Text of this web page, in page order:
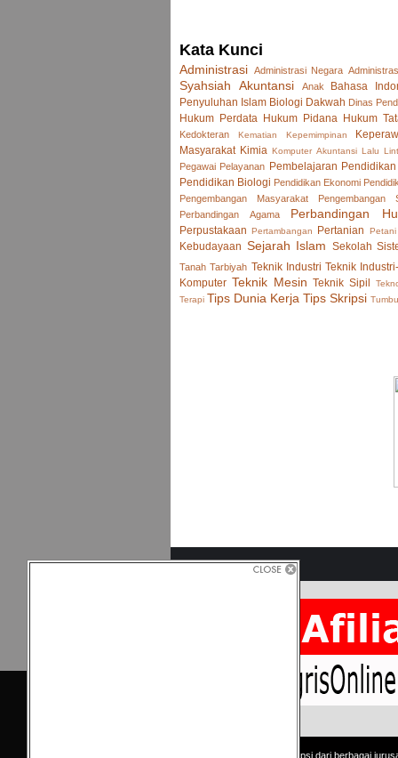
Kata Kunci
Administrasi Administrasi Negara
Syahsiah
Akuntansi Anak Bahasa
Penyuluhan Islam Biologi Dakwah Dinas
Hukum Perdata Hukum Pidana Hukum
Kedokteran
Kematian Kepemimpinan
Masyarakat Kimia Komputer Akuntansi Lalu
Pegawai Pelayanan Pembelajaran
Pendidikan Biologi Pendidikan Ekonomi
Pengembangan Masyarakat Pengembangan
Perbandingan Agama Perbandingan
Perpustakaan Pertambangan Pertanian Petani
Kebudayaan Sejarah Islam Sekolah
Tanah Tarbiyah Teknik Industri Teknik
Komputer Teknik Mesin Teknik Sipil
Terapi Tips Dunia Kerja Tips Skripsi
Copyright © Kumpulan skripsi dari berbagai